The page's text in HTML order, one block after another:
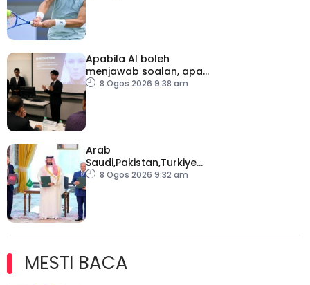
Apabila AI boleh
menjawab soalan, apa
lagi perlu dinilai di
8 Ogos 2026 9:38 am
Arab
Saudi,Pakistan,Turkiye
meterai perjanjian
8 Ogos 2026 9:32 am
MESTI BACA